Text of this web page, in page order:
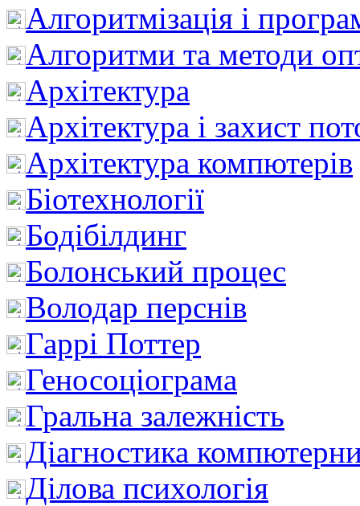
Алгоритмізація і
Алгоритми та методи
Архітектура
Архітектура і захист
Архітектура компютерів
Біотехнології
Бодібілдинг
Болонський процес
Володар перснів
Гаррі Поттер
Геносоціограма
Гральна залежність
Діагностика
Ділова психологія